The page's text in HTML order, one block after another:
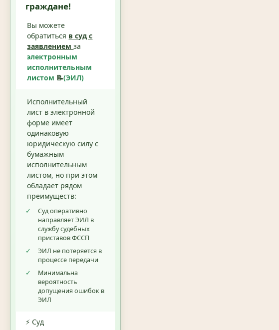
граждане!
Вы можете
обратиться в суд с
заявлениемза
электронным
исполнительным
листом 📝(ЭИЛ)
Исполнительный
лист в электронной
форме имеет
одинаковую
юридическую силу с
бумажным
исполнительным
листом, но при этом
обладает рядом
преимуществ:
✓
Суд оперативно
направляет ЭИЛ в
службу судебных
приставов ФССП
✓
ЭИЛ не потеряется в
процессе передачи
✓
Минимальна
вероятность
допущения ошибок в
ЭИЛ
⚡ Суд